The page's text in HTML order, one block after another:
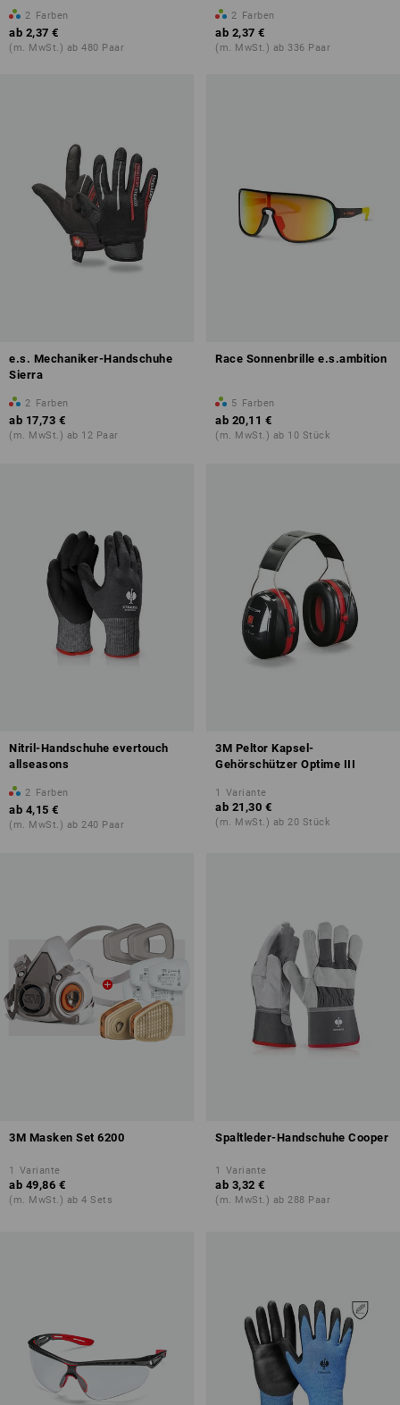
2 Farben
ab 2,37 €
(m. MwSt.) ab 480 Paar
2 Farben
ab 2,37 €
(m. MwSt.) ab 336 Paar
e.s. Mechaniker-Handschuhe
Sierra
2 Farben
ab 17,73 €
(m. MwSt.) ab 12 Paar
Race Sonnenbrille e.s.ambition
5 Farben
ab 20,11 €
(m. MwSt.) ab 10 Stück
Nitril-Handschuhe evertouch
allseasons
2 Farben
ab 4,15 €
(m. MwSt.) ab 240 Paar
3M Peltor Kapsel-
Gehörschützer Optime III
1 Variante
ab 21,30 €
(m. MwSt.) ab 20 Stück
3M Masken Set 6200
1 Variante
ab 49,86 €
(m. MwSt.) ab 4 Sets
Spaltleder-Handschuhe Cooper
1 Variante
ab 3,32 €
(m. MwSt.) ab 288 Paar